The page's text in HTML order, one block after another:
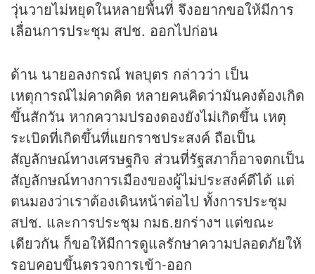
วุ่นวายไม่หยุดในหลายพื้นที่ จึงอยากขอให้มีการ
เลื่อนการประชุม สปช. ออกไปก่อน
ด้าน นายอลงกรณ์ พลบุตร กล่าวว่า เป็น
เหตุการณ์ไม่คาดคิด หลายคนคิดว่ามันคงต้องเกิด
ขึ้นสักวัน หากความปรองดองยังไม่เกิดขึ้น เหตุ
ระเบิดที่เกิดขึ้นที่แยกราชประสงค์ ถือเป็น
สัญลักษณ์ทางเศรษฐกิจ ส่วนที่รัฐสภาก็อาจตกเป็น
สัญลักษณ์ทางการเมืองของผู้ไม่ประสงค์ดีได้ แต่
ตนมองว่าเราต้องเดินหน้าต่อไป ทั้งการประชุม
สปช. และการประชุม กมธ.ยกร่างฯ แต่ขณะ
เดียวกัน ก็ขอให้มีการดูแลรักษาความปลอดภัยให้
รอบคอบขึ้นตรวจการเข้า-ออก